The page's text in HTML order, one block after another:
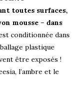
toutes surfaces,
mousse – dans
conditionnée dans
plastique
être exposés !
l’ambre et le